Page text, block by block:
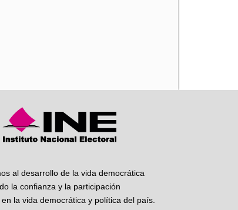
al desarrollo de la vida democrática
la confianza y la participación
la vida democrática y política del país.